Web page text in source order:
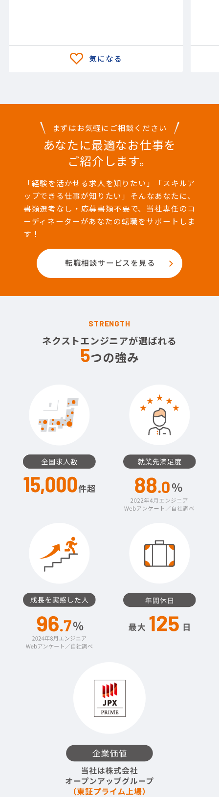
まずはお気軽にご相談ください
あなたに最適なお仕事を
ご紹介します。
「経験を活かせる求人を知りたい」「スキルア
ップできる仕事が知りたい」そんなあなたに、
書類選考なし・応募書類不要で、当社専任のコ
ーディネーターがあなたの転職をサポートしま
す！
転職相談サービスを見る
STRENGTH
ネクストエンジニアが選ばれる
5つの強み